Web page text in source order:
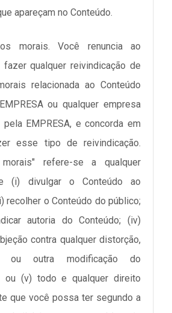
apareçam no Conteúdo.
morais. Você renuncia ao
qualquer reivindicação de
relacionada ao Conteúdo
ou qualquer empresa
pela EMPRESA, e concorda em
esse tipo de reivindicação.
refere-se a qualquer
(i) divulgar o Conteúdo ao
recolher o Conteúdo do público;
autoria do Conteúdo; (iv)
contra qualquer distorção,
ou outra modificação do
ou (v) todo e qualquer direito
que você possa ter segundo a